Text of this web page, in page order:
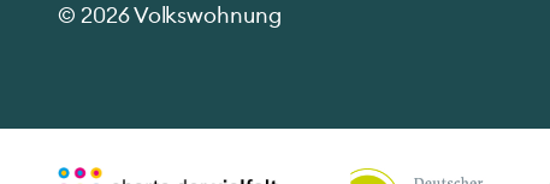
© 2026 Volkswohnung